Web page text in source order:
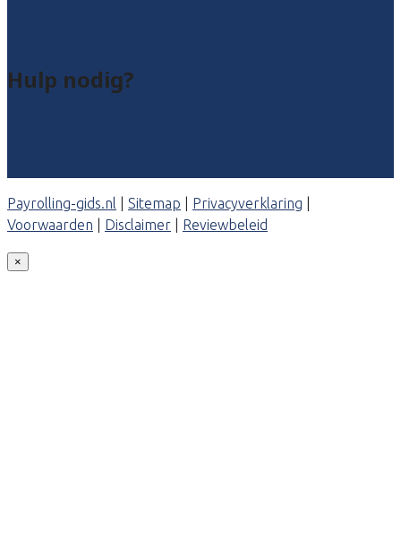
Hulp nodig?
Payrolling-gids.nl Sitemap Privacyverklaring
Voorwaarden
Disclaimer Reviewbeleid
×